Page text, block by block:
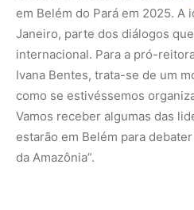
em Belém do Pará em 2025. A
Janeiro, parte dos diálogos
internacional. Para a pró-
Ivana Bentes, trata-se de um
como se estivéssemos
Vamos receber algumas das
estarão em Belém para
da Amazônia”.